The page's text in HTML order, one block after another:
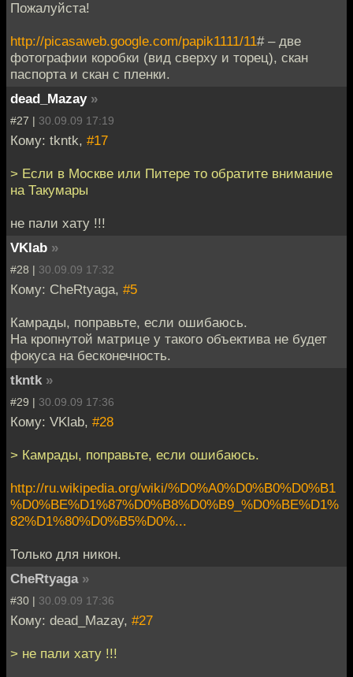
Пожалуйста!
http://picasaweb.google.com/papik1111/11# – две
фотографии коробки (вид сверху и торец), скан
паспорта и скан с пленки.
dead_Mazay »
#27 | 30.09.09 17:19
Кому: tkntk, #17
> Если в Москве или Питере то обратите внимание
на Такумары
не пали хату !!!
VKlab »
#28 | 30.09.09 17:32
Кому: CheRtyaga, #5
Камрады, поправьте, если ошибаюсь.
На кропнутой матрице у такого объектива не будет
фокуса на бесконечность.
tkntk »
#29 | 30.09.09 17:36
Кому: VKlab, #28
> Камрады, поправьте, если ошибаюсь.
http://ru.wikipedia.org/wiki/%D0%A0%D0%B0%D0%B1
%D0%BE%D1%87%D0%B8%D0%B9_%D0%BE%D1%
82%D1%80%D0%B5%D0%...
Только для никон.
CheRtyaga »
#30 | 30.09.09 17:36
Кому: dead_Mazay, #27
> не пали хату !!!